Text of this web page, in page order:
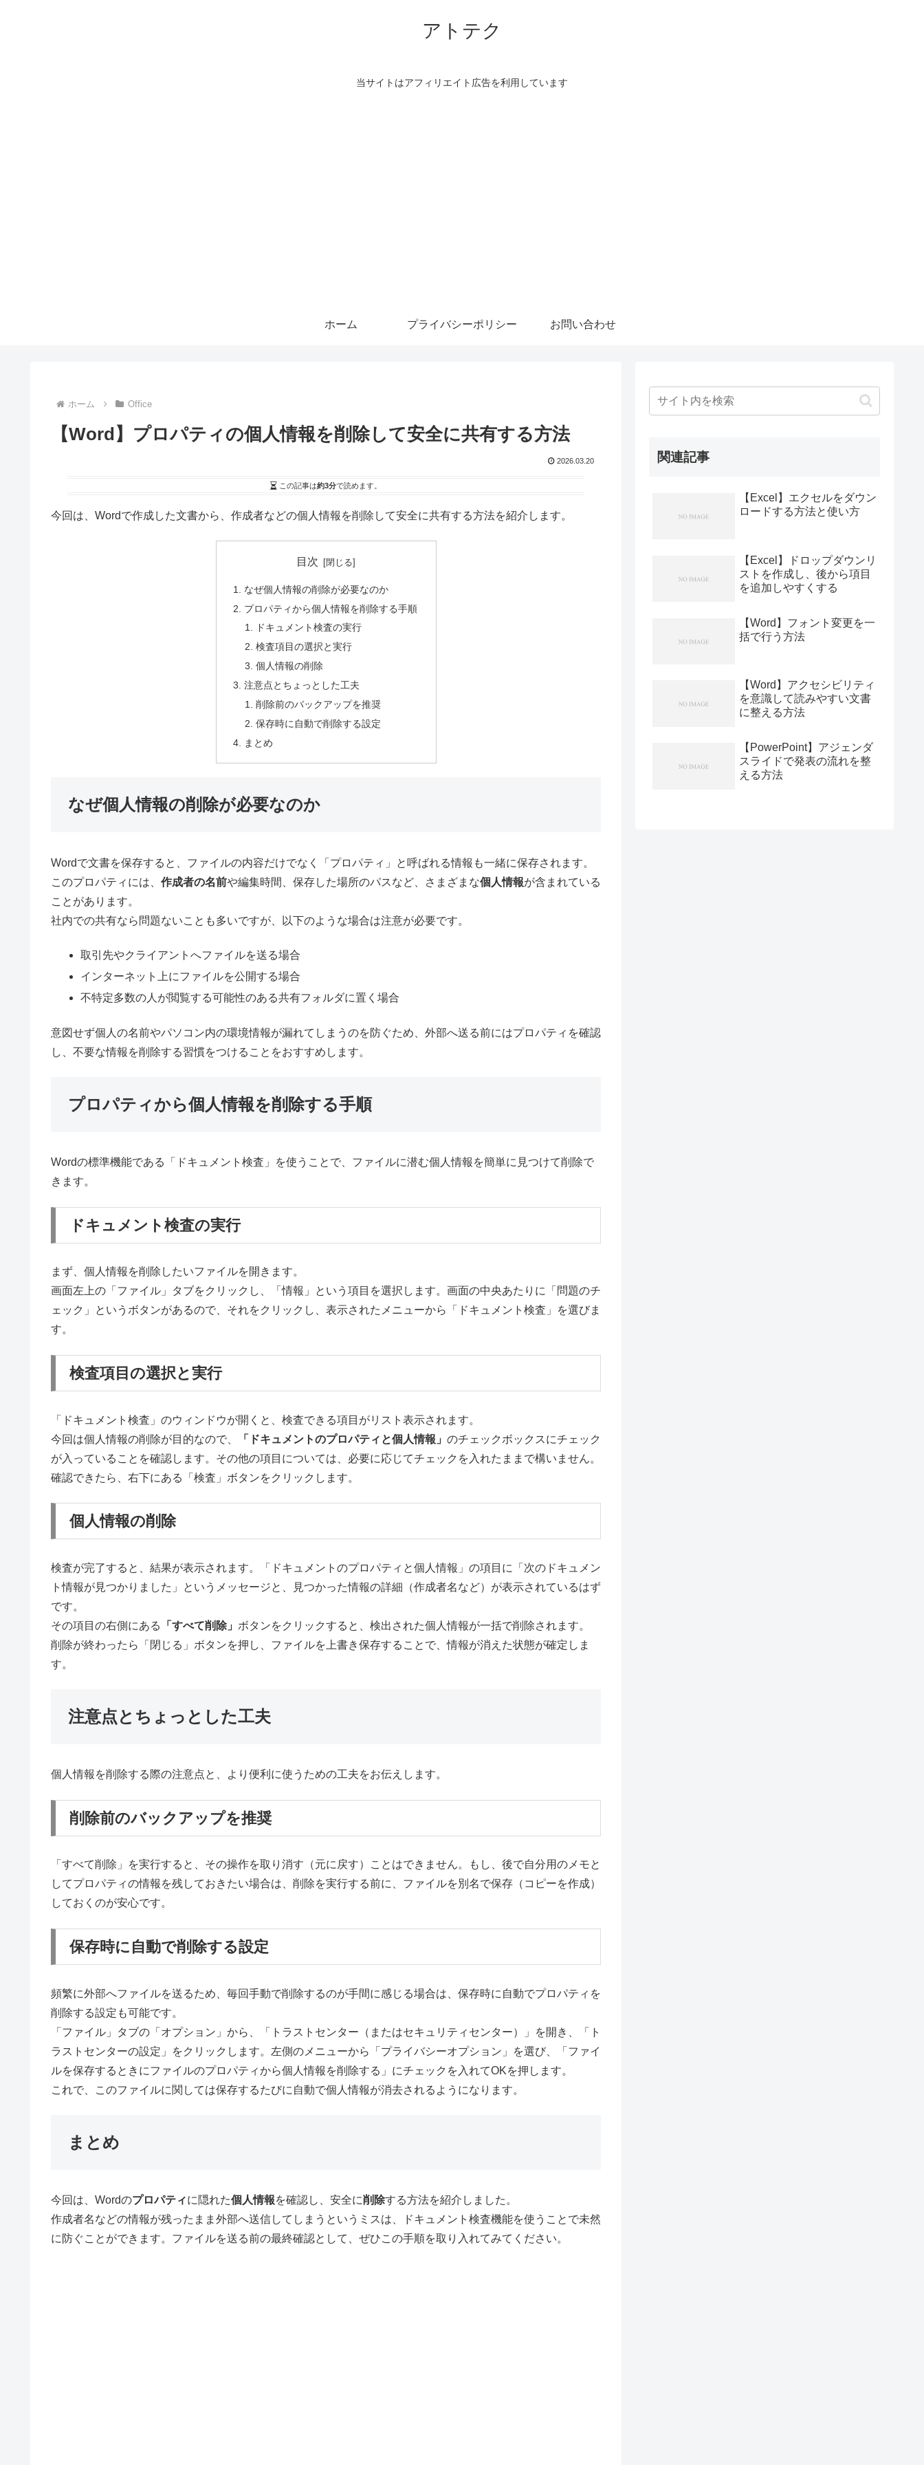
アトテク
当サイトはアフィリエイト広告を利用しています
ホーム プライバシーポリシー お問い合わせ
ホーム Office
【Word】プロパティの個人情報を削除して安全に共有する方法
2026.03.20
この記事は約3分で読めます。
今回は、Wordで作成した文書から、作成者などの個人情報を削除して安全に共有する方法を紹介します。
目次
なぜ個人情報の削除が必要なのか
プロパティから個人情報を削除する手順
ドキュメント検査の実行
検査項目の選択と実行
個人情報の削除
注意点とちょっとした工夫
削除前のバックアップを推奨
保存時に自動で削除する設定
まとめ
なぜ個人情報の削除が必要なのか
Wordで文書を保存すると、ファイルの内容だけでなく「プロパティ」と呼ばれる情報も一緒に保存されます。
このプロパティには、 作成者の名前や編集時間、保存した場所のパスなど、さまざまな個人情報が含まれている
ことがあります。
社内での共有なら問題ないことも多いですが、以下のような場合は注意が必要です。
取引先やクライアントへファイルを送る場合
インターネット上にファイルを公開する場合
不特定多数の人が閲覧する可能性のある共有フォルダに置く場合
意図せず個人の名前やパソコン内の環境情報が漏れてしまうのを防ぐため、外部へ送る前にはプロパティを確認
し、不要な情報を削除する習慣をつけることをおすすめします。
プロパティから個人情報を削除する手順
Wordの標準機能である「ドキュメント検査」を使うことで、ファイルに潜む個人情報を簡単に見つけて削除で
きます。
ドキュメント検査の実行
まず、個人情報を削除したいファイルを開きます。
画面左上の「ファイル」タブをクリックし、「情報」という項目を選択します。画面の中央あたりに「問題のチ
ェック」というボタンがあるので、それをクリックし、表示されたメニューから「ドキュメント検査」を選びま
す。
検査項目の選択と実行
「ドキュメント検査」のウィンドウが開くと、検査できる項目がリスト表示されます。
今回は個人情報の削除が目的なので、
「ドキュメントのプロパティと個人情報」 のチェックボックスにチェック
が入っていることを確認します。その他の項目については、必要に応じてチェックを入れたままで構いません。
確認できたら、右下にある「検査」ボタンをクリックします。
個人情報の削除
検査が完了すると、結果が表示されます。「ドキュメントのプロパティと個人情報」の項目に「次のドキュメン
ト情報が見つかりました」というメッセージと、見つかった情報の詳細（作成者名など）が表示されているはず
です。
その項目の右側にある
「すべて削除」 ボタンをクリックすると、検出された個人情報が一括で削除されます。
削除が終わったら「閉じる」ボタンを押し、ファイルを上書き保存することで、情報が消えた状態が確定しま
す。
注意点とちょっとした工夫
個人情報を削除する際の注意点と、より便利に使うための工夫をお伝えします。
削除前のバックアップを推奨
「すべて削除」を実行すると、その操作を取り消す（元に戻す）ことはできません。もし、後で自分用のメモと
してプロパティの情報を残しておきたい場合は、削除を実行する前に、ファイルを別名で保存（コピーを作成）
しておくのが安心です。
保存時に自動で削除する設定
頻繁に外部へファイルを送るため、毎回手動で削除するのが手間に感じる場合は、保存時に自動でプロパティを
削除する設定も可能です。
「ファイル」タブの「オプション」から、「トラストセンター（またはセキュリティセンター）」を開き、「ト
ラストセンターの設定」をクリックします。左側のメニューから「プライバシーオプション」を選び、「ファイ
ルを保存するときにファイルのプロパティから個人情報を削除する」にチェックを入れてOKを押します。
これで、このファイルに関しては保存するたびに自動で個人情報が消去されるようになります。
まとめ
今回は、Wordのプロパティに隠れた個人情報を確認し、安全に削除する方法を紹介しました。
作成者名などの情報が残ったまま外部へ送信してしまうというミスは、ドキュメント検査機能を使うことで未然
に防ぐことができます。ファイルを送る前の最終確認として、ぜひこの手順を取り入れてみてください。
関連記事
【Excel】エクセルをダウン
ロードする方法と使い方
【Excel】ドロップダウンリ
ストを作成し、後から項目
を追加しやすくする
【Word】フォント変更を一
括で行う方法
【Word】アクセシビリティ
を意識して読みやすい文書
に整える方法
【PowerPoint】アジェンダ
スライドで発表の流れを整
える方法